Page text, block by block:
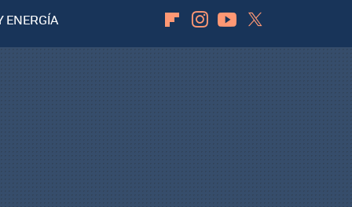
ENERGÍA FlipboardInstagramYoutube